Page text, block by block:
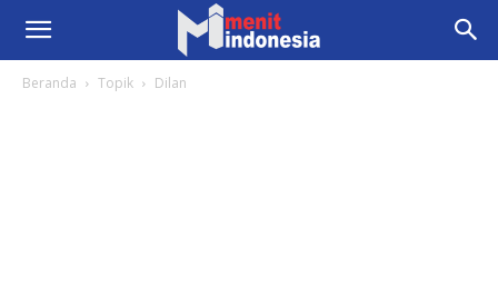
Beranda Topik Dilan